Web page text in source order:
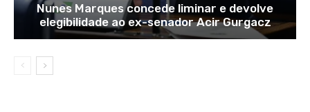
Nunes Marques concede liminar e devolve
elegibilidade ao ex-senador Acir Gurgacz